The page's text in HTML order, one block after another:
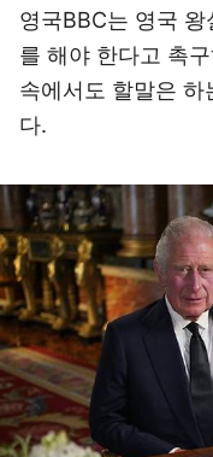
영국BBC는 영국
를 해야 한다고 촉
속에서도 할말은 하
다.